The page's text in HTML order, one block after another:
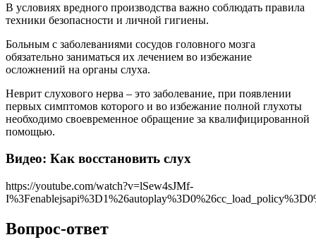
В условиях вредного производства важно соблюдать правила
техники безопасности и личной гигиены.
Больным с заболеваниями сосудов головного мозга
обязательно заниматься их лечением во избежание
осложнений на органы слуха.
Неврит слухового нерва – это заболевание, при появлении
первых симптомов которого и во избежание полной глухоты
необходимо своевременное обращение за квалифицированной
помощью.
Видео: Как восстановить слух
https://youtube.com/watch?v=lSew4sJMf-
Вопрос-ответ